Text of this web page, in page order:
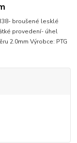
broušené lesklé
provedení- úhel
2.0mm Výrobce: PTG